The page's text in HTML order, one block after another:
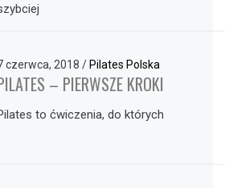
czerwca, 2018/ Pilates Polska
– PIERWSZE KROKI
to ćwiczenia, do których